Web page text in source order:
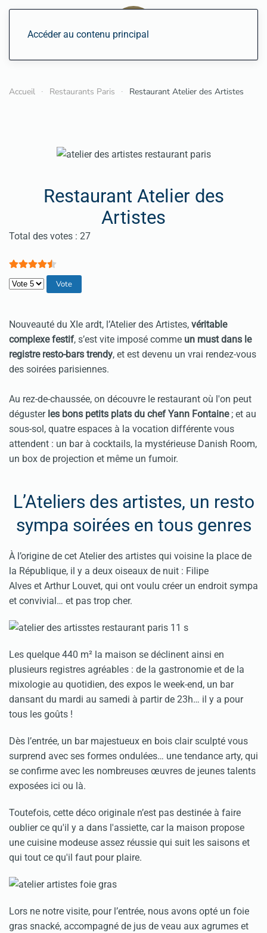
Accéder au contenu principal
Accueil Restaurants Paris Restaurant Atelier des Artistes
Restaurant Atelier des
Artistes
Vote utilisateur:4.5/
Total des votes : 27
Veuillez voter
Nouveauté du XIe ardt, l’Atelier des Artistes, véritable
complexe festif, s’est vite imposé comme un must dans le
registre resto-bars trendy, et est devenu un vrai rendez-vous
des soirées parisiennes.
Au rez-de-chaussée, on découvre le restaurant où l'on peut
dégusterles bons petits plats du chef Yann Fontaine ; et au
sous-sol, quatre espaces à la vocation différente vous
attendent : un bar à cocktails, la mystérieuse Danish Room,
un box de projection et même un fumoir.
L’Ateliers des artistes, un resto
sympa soirées en tous genres
À l’origine de cet Atelier des artistes qui voisine la place de
la République, il y a deux oiseaux de nuit : Filipe
Alves et Arthur Louvet, qui ont voulu créer un endroit sympa
et convivial… et pas trop cher.
Les quelque 440 m² la maison se déclinent ainsi en
plusieurs registres agréables : de la gastronomie et de la
mixologie au quotidien, des expos le week-end, un bar
dansant du mardi au samedi à partir de 23h… il y a pour
tous les goûts !
Dès l’entrée, un bar majestueux en bois clair sculpté vous
surprend avec ses formes ondulées… une tendance arty, qui
se confirme avec les nombreuses œuvres de jeunes talents
exposées ici ou là.
Toutefois, cette déco originale n’est pas destinée à faire
oublier ce qu'il y a dans l'assiette, car la maison propose
une cuisine modeuse assez réussie qui suit les saisons et
qui tout ce qu'il faut pour plaire.
Lors ne notre visite, pour l’entrée, nous avons opté un foie
gras snacké, accompagné de jus de veau aux agrumes et